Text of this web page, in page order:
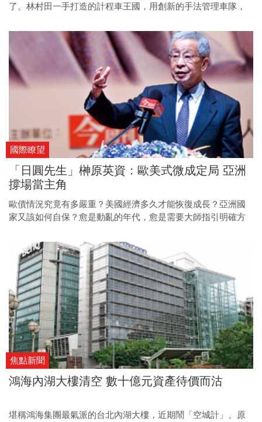
了。林村田一手打造的計程車王國，用創新的手法管理車隊，
國際瞭望
「日圓先生」榊原英資：歐美式微成定局 亞洲
撐場當主角
歐債情況究竟有多嚴重？美國經濟多久才能恢復成長？亞洲國
家又該如何自保？愈是動亂的年代，愈是需要大師指引明確方
壇，為投資人解除心中疑惑，找出未來全球的成長動力。
焦點新聞
鴻海內湖大樓清空 數十億元資產待價而沽
堪稱鴻海集團最氣派的台北內湖大樓，近期鬧「空城計」。原